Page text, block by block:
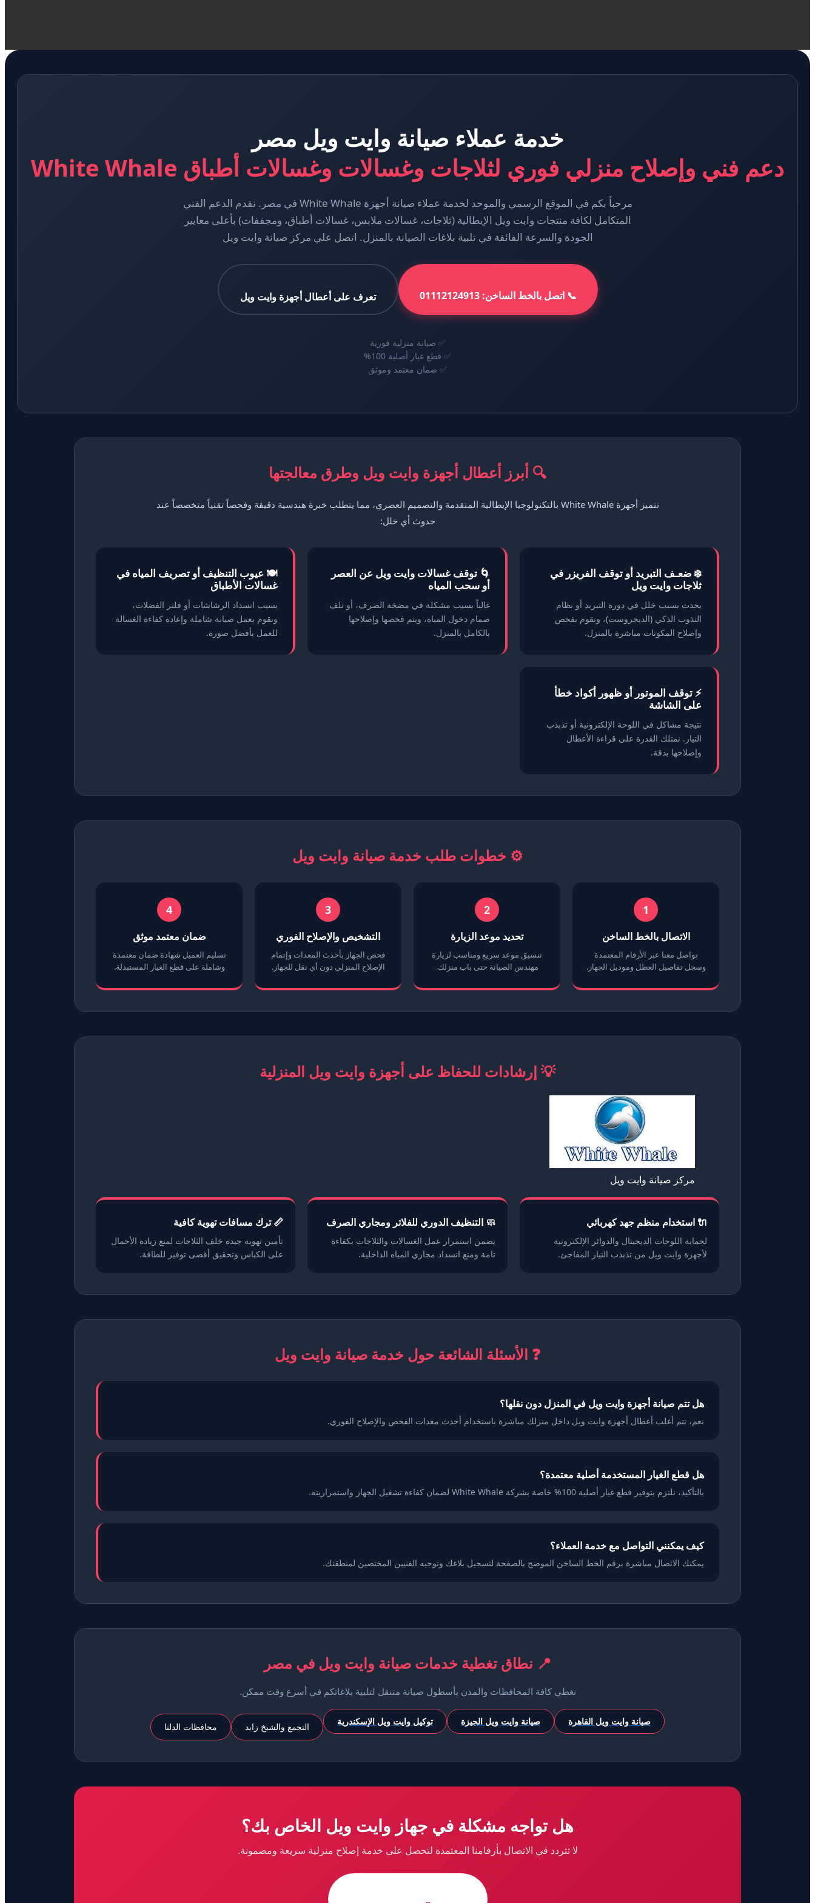
خدمة عملاء صيانة وايت ويل مصر
دعم فني وإصلاح منزلي فوري لثلاجات وغسالات وغسالات أطباق White Whale
مرحباً بكم في الموقع الرسمي والموحد لخدمة عملاء صيانة أجهزة White Whale في مصر. نقدم الدعم الفني
المتكامل لكافة منتجات وايت ويل الإيطالية (ثلاجات، غسالات ملابس، غسالات أطباق، ومجففات) بأعلى معايير
الجودة والسرعة الفائقة في تلبية بلاغات الصيانة بالمنزل. اتصل علي مركز صيانة وايت ويل
📞 اتصل بالخط الساخن: 01112124913 تعرف على أعطال أجهزة وايت ويل
✅ صيانة منزلية فورية
✅ قطع غيار أصلية 100%
✅ ضمان معتمد وموثق
🔍 أبرز أعطال أجهزة وايت ويل وطرق معالجتها
تتميز أجهزة White Whale بالتكنولوجيا الإيطالية المتقدمة والتصميم العصري، مما يتطلب خبرة هندسية دقيقة وفحصاً تقنياً متخصصاً عند
حدوث أي خلل:
❄️ ضعـف التبريد أو توقف الفريزر في
ثلاجات وايت ويل
يحدث بسبب خلل في دورة التبريد أو نظام
التذوب الذكي (الديجروست)، ونقوم بفحص
وإصلاح المكونات مباشرة بالمنزل.
🌀 توقف غسالات وايت ويل عن العصر
أو سحب المياه
غالباً بسبب مشكلة في مضخة الصرف، أو تلف
صمام دخول المياه، ويتم فحصها وإصلاحها
بالكامل بالمنزل.
🍽️ عيوب التنظيف أو تصريف المياه في
غسالات الأطباق
بسبب انسداد الرشاشات أو فلتر الفضلات،
ونقوم بعمل صيانة شاملة وإعادة كفاءة الغسالة
للعمل بأفضل صورة.
⚡ توقف الموتور أو ظهور أكواد خطأ
على الشاشة
نتيجة مشاكل في اللوحة الإلكترونية أو تذبذب
التيار. نمتلك القدرة على قراءة الأعطال
وإصلاحها بدقة.
⚙️ خطوات طلب خدمة صيانة وايت ويل
1
الاتصال بالخط الساخن
تواصل معنا عبر الأرقام المعتمدة
وسجل تفاصيل العطل وموديل الجهاز.
2
تحديد موعد الزيارة
تنسيق موعد سريع ومناسب لزيارة
مهندس الصيانة حتى باب منزلك.
3
التشخيص والإصلاح الفوري
فحص الجهاز بأحدث المعدات وإتمام
الإصلاح المنزلي دون أي نقل للجهاز.
4
ضمان معتمد موثق
تسليم العميل شهادة ضمان معتمدة
وشاملة على قطع الغيار المستبدلة.
💡 إرشادات للحفاظ على أجهزة وايت ويل المنزلية
مركز صيانة وايت ويل
🔌 استخدام منظم جهد كهربائي
لحماية اللوحات الديجيتال والدوائر الإلكترونية
لأجهزة وايت ويل من تذبذب التيار المفاجئ.
🧼 التنظيف الدوري للفلاتر ومجاري الصرف
يضمن استمرار عمل الغسالات والثلاجات بكفاءة
تامة ومنع انسداد مجاري المياه الداخلية.
📏 ترك مسافات تهوية كافية
تأمين تهوية جيدة خلف الثلاجات لمنع زيادة الأحمال
على الكباس وتحقيق أقصى توفير للطاقة.
❓ الأسئلة الشائعة حول خدمة صيانة وايت ويل
هل تتم صيانة أجهزة وايت ويل في المنزل دون نقلها؟
نعم، تتم أغلب أعطال أجهزة وايت ويل داخل منزلك مباشرة باستخدام أحدث معدات الفحص والإصلاح الفوري.
هل قطع الغيار المستخدمة أصلية معتمدة؟
بالتأكيد، نلتزم بتوفير قطع غيار أصلية 100% خاصة بشركة White Whale لضمان كفاءة تشغيل الجهاز واستمراريته.
كيف يمكنني التواصل مع خدمة العملاء؟
يمكنك الاتصال مباشرة برقم الخط الساخن الموضح بالصفحة لتسجيل بلاغك وتوجيه الفنيين المختصين لمنطقتك.
📍 نطاق تغطية خدمات صيانة وايت ويل في مصر
نغطي كافة المحافظات والمدن بأسطول صيانة متنقل لتلبية بلاغاتكم في أسرع وقت ممكن.
صيانة وايت ويل القاهرة صيانة وايت ويل الجيزة توكيل وايت ويل الإسكندرية التجمع والشيخ زايد محافظات الدلتا
هل تواجه مشكلة في جهاز وايت ويل الخاص بك؟
لا تتردد في الاتصال بأرقامنا المعتمدة لتحصل على خدمة إصلاح منزلية سريعة ومضمونة.